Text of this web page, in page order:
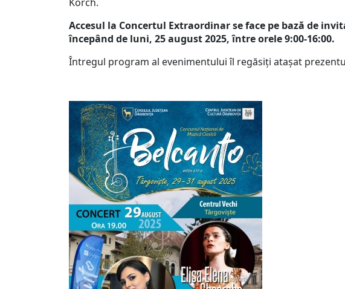
Accesul la Concertul Extraordinar se face pe bază de
începând de luni, 25 august 2025, între orele 9:00-16:00.
Întregul program al evenimentului îl regăsiți atașat